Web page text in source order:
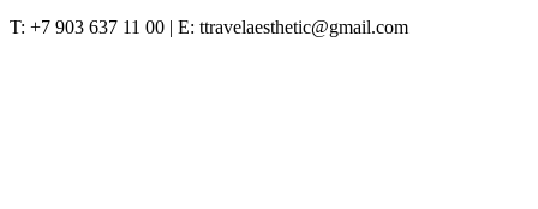
T: +7 903 637 11 00 | Е: ttravelaesthetic@gmail.com